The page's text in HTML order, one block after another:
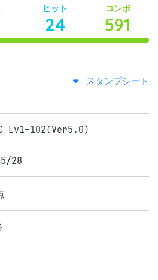
ヒット
24
コンボ
591
スタンプシート
Lv1-102(Ver5.0)
28